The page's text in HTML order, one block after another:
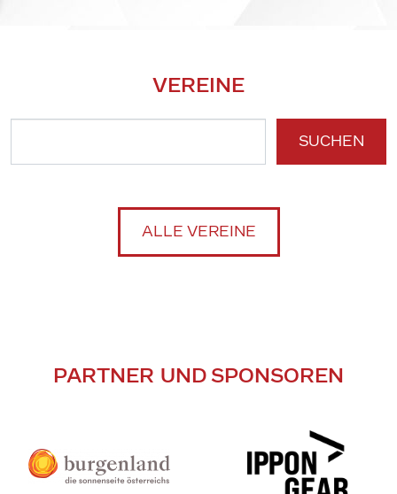
VEREINE
SUCHEN
ALLE VEREINE
PARTNER UND SPONSOREN